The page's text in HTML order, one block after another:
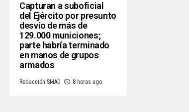
Capturan a suboficial
del Ejército por presunto
desvío de más de
129.000 municiones;
parte habría terminado
en manos de grupos
armados
Redacción SMAD 8 horas ago